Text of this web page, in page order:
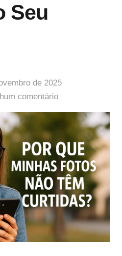
Seu
de 2025
comentário